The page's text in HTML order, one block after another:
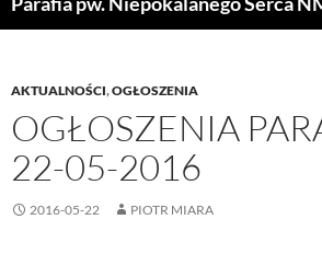
AKTUALNOŚCI,OGŁOSZENIA
OGŁOSZENIA
22-05-2016
2016-05-22 PIOTR MIARA